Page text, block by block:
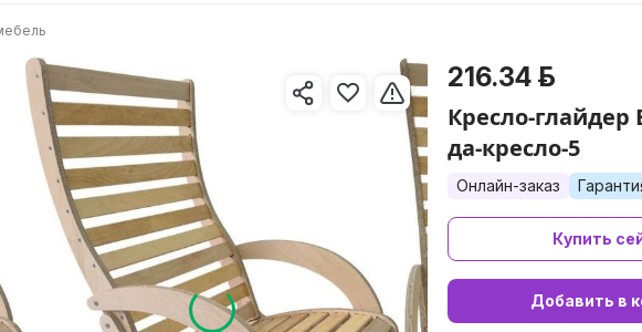
216.34 р.
Кресло-глайдер
да-кресло-5
Онлайн-заказ
Купить
Добавить в